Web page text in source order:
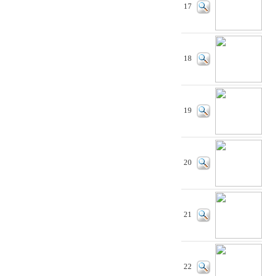
17
18
19
20
21
22